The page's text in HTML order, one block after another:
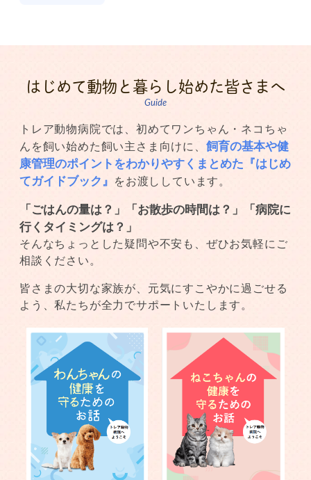
はじめて動物と暮らし始めた皆さまへ
Guide
トレア動物病院では、初めてワンちゃん・ネコちゃ
んを飼い始めた飼い主さま向けに、 飼育の基本や健
康管理のポイントをわかりやすくまとめた『はじめ
てガイドブック』
をお渡ししています。
「ごはんの量は？」「お散歩の時間は？」「病院に
行くタイミングは？」
そんなちょっとした疑問や不安も、ぜひお気軽にご
相談ください。
皆さまの大切な家族が、元気にすこやかに過ごせる
よう、私たちが全力でサポートいたします。